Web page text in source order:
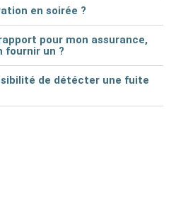
en soirée ?
pour mon assurance,
fournir un ?
de détécter une fuite